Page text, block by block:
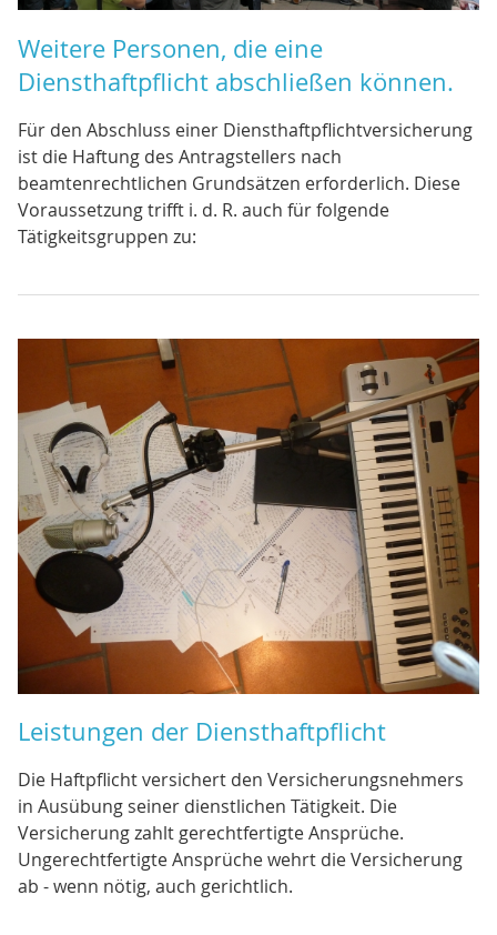
Weitere Personen, die eine
Diensthaftpflicht abschließen können.
Für den Abschluss einer Diensthaftpflichtversicherung
ist die Haftung des Antragstellers nach
beamtenrechtlichen Grundsätzen erforderlich. Diese
Voraussetzung trifft i. d. R. auch für folgende
Tätigkeitsgruppen zu:
Leistungen der Diensthaftpflicht
Die Haftpflicht versichert den Versicherungsnehmers
in Ausübung seiner dienstlichen Tätigkeit. Die
Versicherung zahlt gerechtfertigte Ansprüche.
Ungerechtfertigte Ansprüche wehrt die Versicherung
ab - wenn nötig, auch gerichtlich.